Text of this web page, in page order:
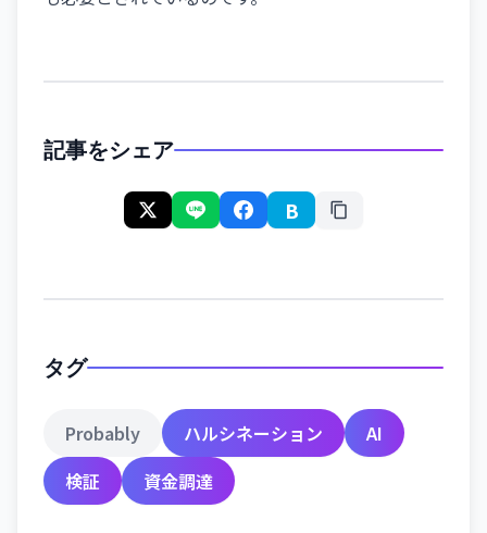
記事をシェア
B
タグ
Probably ハルシネーション
AI
検証
資金調達